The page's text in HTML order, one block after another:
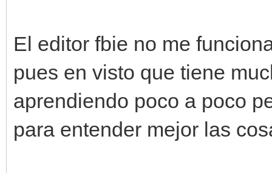
El editor fbie no me
pues en visto que tiene
aprendiendo poco a poco
para entender mejor las